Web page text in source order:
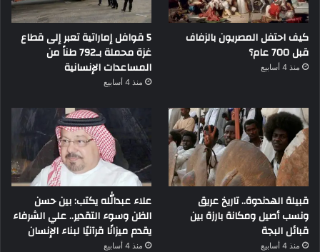
كيف احتفل المصريون بالزفاف
قبل 700 عام؟
منذ 4 أسابيع
5 قوافل إماراتية تعبر إلى قطاع
غزة محملة بـ792 طناً من
المساعدات الإنسانية
منذ 4 أسابيع
قبيلة الهدندوة.. تاريخ عريق
ونسب أصيل ومكانة بارزة بين
قبائل البجة
منذ 4 أسابيع
علاء عبدالله يكتب: بين حسن
الظن وسوء التقدير.. علي الشرفاء
يقدم ميزانًا قرآنيًا لبناء الإنسان
منذ 4 أسابيع